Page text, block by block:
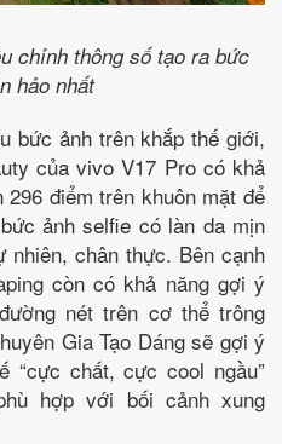
chỉnh thông số tạo ra bức
hảo nhất
bức ảnh trên khắp thế giới,
của vivo V17 Pro có khả
điểm trên khuôn mặt để
ảnh selfie có làn da mịn
chân thực. Bên cạnh
còn có khả năng gợi ý
nét trên cơ thể trông
Gia Tạo Dáng sẽ gợi ý
“cực chất, cực cool ngầu”
hợp với bối cảnh xung